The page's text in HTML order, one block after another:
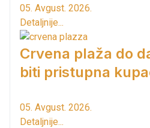
05. Avgust. 2026.
Detaljnije...
Crvena plaža do
biti pristupna
05. Avgust. 2026.
Detaljnije...